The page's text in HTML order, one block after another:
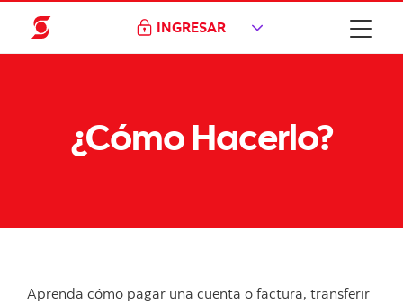
INGRESAR
¿Cómo Hacerlo?
Aprenda cómo pagar una cuenta o factura, transferir